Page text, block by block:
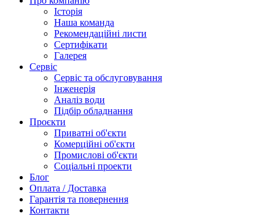
Історія
Наша команда
Рекомендаційні листи
Сертифікати
Галерея
Сервіс
Сервіс та обслуговування
Інженерія
Аналіз води
Підбір обладнання
Проєкти
Приватні об'єкти
Комерційні об'єкти
Промислові об'єкти
Соціальні проекти
Блог
Оплата / Доставка
Гарантія та повернення
Контакти